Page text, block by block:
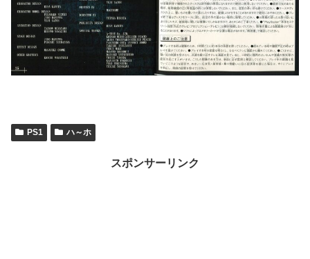
PS1 ハ～ホ
スポンサーリンク